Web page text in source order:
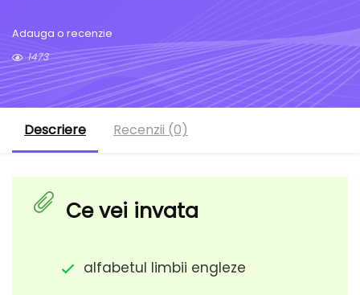
Adauga o recenzie
1473
Descriere Recenzii (0)
Ce vei invata
alfabetul limbii engleze